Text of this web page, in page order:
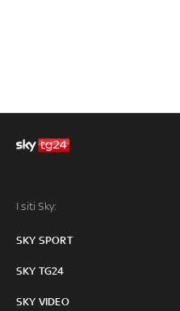
I siti Sky:
SKY SPORT
SKY TG24
SKY VIDEO